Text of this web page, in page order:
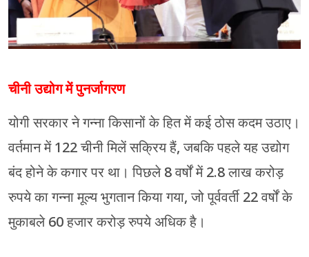
चीनी उद्योग में पुनर्जागरण
योगी सरकार ने गन्ना किसानों के हित में कई ठोस कदम उठाए।
वर्तमान में 122 चीनी मिलें सक्रिय हैं, जबकि पहले यह उद्योग
बंद होने के कगार पर था। पिछले 8 वर्षों में 2.8 लाख करोड़
रुपये का गन्ना मूल्य भुगतान किया गया, जो पूर्ववर्ती 22 वर्षों के
मुकाबले 60 हजार करोड़ रुपये अधिक है।